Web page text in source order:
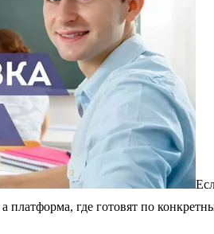
платформа, где готовят по